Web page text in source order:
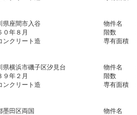
県座間市入谷 物件名 ： 座
和６０年８月 階数 ：
コンクリート造 専有面積 ：
県横浜市磯子区汐見台 物件名 ：
和３９年２月 階数 ：
コンクリート造 専有面積 ：
墨田区両国 物件名 ： タカ